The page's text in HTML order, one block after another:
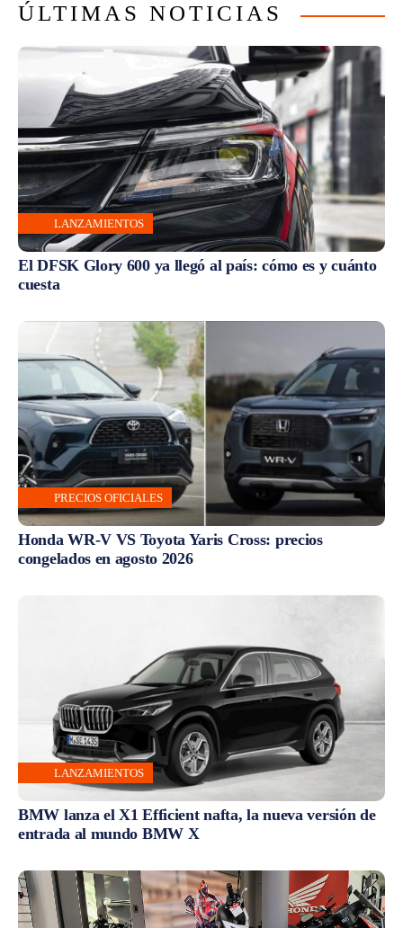
ÚLTIMAS NOTICIAS
LANZAMIENTOS
El DFSK Glory 600 ya llegó al país: cómo es y cuánto
cuesta
PRECIOS OFICIALES
Honda WR-V VS Toyota Yaris Cross: precios
congelados en agosto 2026
LANZAMIENTOS
BMW lanza el X1 Efficient nafta, la nueva versión de
entrada al mundo BMW X